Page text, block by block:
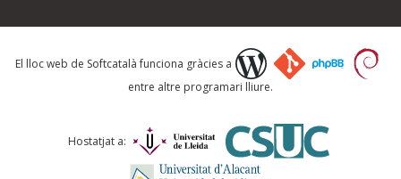
Què proposeu?
Comentari *
El lloc web de Softcatalà funciona gràcies a
entre altre programari lliure.
Hostatjat a: